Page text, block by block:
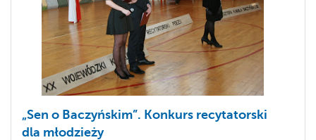
„Sen o Baczyńskim”. Konkurs recytatorski
dla młodzieży